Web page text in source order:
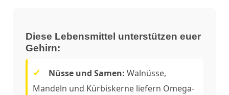
Diese Lebensmittel unterstützen euer
Gehirn:
Nüsse und Samen: Walnüsse,
Mandeln und Kürbiskerne liefern Omega-